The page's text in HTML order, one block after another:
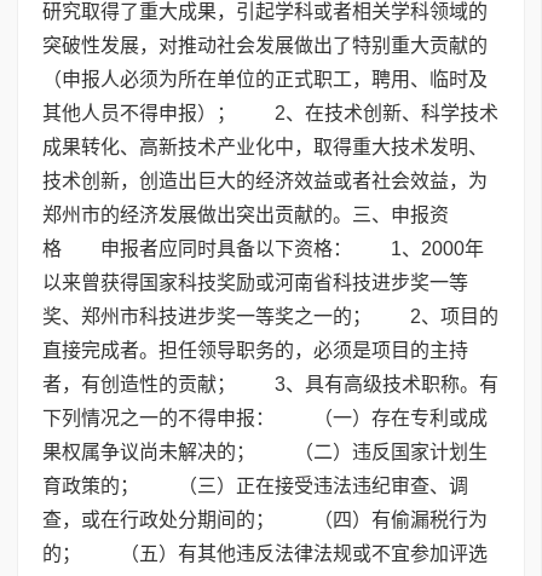
研究取得了重大成果，引起学科或者相关学科领域的
突破性发展，对推动社会发展做出了特别重大贡献的
（申报人必须为所在单位的正式职工，聘用、临时及
其他人员不得申报）； 2、在技术创新、科学技术
成果转化、高新技术产业化中，取得重大技术发明、
技术创新，创造出巨大的经济效益或者社会效益，为
郑州市的经济发展做出突出贡献的。三、申报资
格 申报者应同时具备以下资格： 1、2000年
以来曾获得国家科技奖励或河南省科技进步奖一等
奖、郑州市科技进步奖一等奖之一的； 2、项目的
直接完成者。担任领导职务的，必须是项目的主持
者，有创造性的贡献； 3、具有高级技术职称。有
下列情况之一的不得申报： （一）存在专利或成
果权属争议尚未解决的； （二）违反国家计划生
育政策的； （三）正在接受违法违纪审查、调
查，或在行政处分期间的； （四）有偷漏税行为
的； （五）有其他违反法律法规或不宜参加评选